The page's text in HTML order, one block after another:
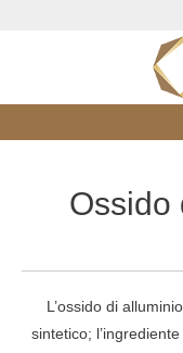
Ossido
L’ossido di
sintetico;